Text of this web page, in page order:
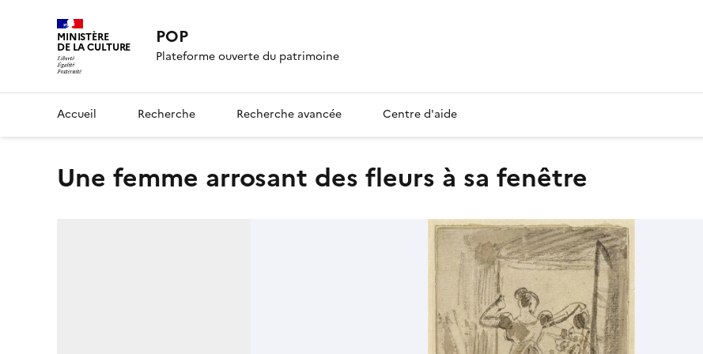
MINISTÈRE
DE LA CULTURE POP
Plateforme ouverte du patrimoine
Accueil Recherche Recherche avancée Centre d'aide
Une femme arrosant des fleurs à sa fenêtre